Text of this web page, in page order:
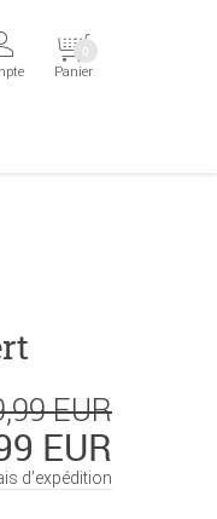
Panier
0
EUR
EUR
d’expédition